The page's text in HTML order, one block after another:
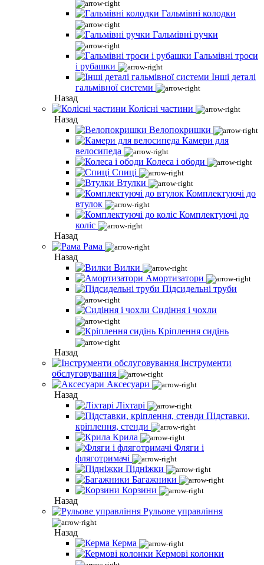
Гальмівні колодки
Гальмівні ручки
Гальмівні троси
і рубашки
Інші деталі
гальмівної системи
Назад
Колісні частини
Назад
Велопокришки
Камери для
велосипеда
Колеса і ободи
Спиці
Втулки
Комплектуючі до
втулок
Комплектуючі до
коліс
Назад
Рама
Назад
Вилки
Амортизатори
Підсидельні труби
Сидіння і чохли
Кріплення сидінь
Назад
Інструменти
обслуговування
Аксесуари
Назад
Ліхтарі
Підставки,
кріплення, стенди
Крила
Фляги і
фляготримачі
Підніжки
Багажники
Корзини
Назад
Рульове управління
Назад
Керма
Кермові колонки